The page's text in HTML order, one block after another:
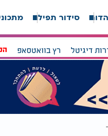
סידור תפילה
דיגיטל רץ בוואטסאפ